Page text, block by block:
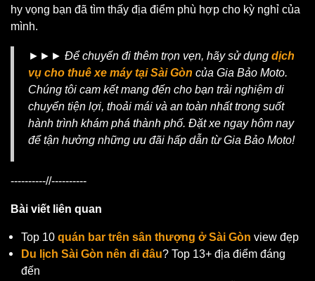
hy vọng bạn đã tìm thấy địa điểm phù hợp cho kỳ nghỉ của
mình.
►►► Để chuyến đi thêm trọn vẹn, hãy sử dụng dịch
vụ cho thuê xe máy tại Sài Gòn của Gia Bảo Moto.
Chúng tôi cam kết mang đến cho bạn trải nghiệm di
chuyển tiện lợi, thoải mái và an toàn nhất trong suốt
hành trình khám phá thành phố. Đặt xe ngay hôm nay
để tận hưởng những ưu đãi hấp dẫn từ Gia Bảo Moto!
----------//----------
Bài viết liên quan
Top 10 quán bar trên sân thượng ở Sài Gòn view đẹp
Du lịch Sài Gòn nên đi đâu? Top 13+ địa điểm đáng
đến